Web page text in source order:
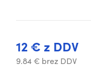
12 € z DDV
9.84 € brez DDV